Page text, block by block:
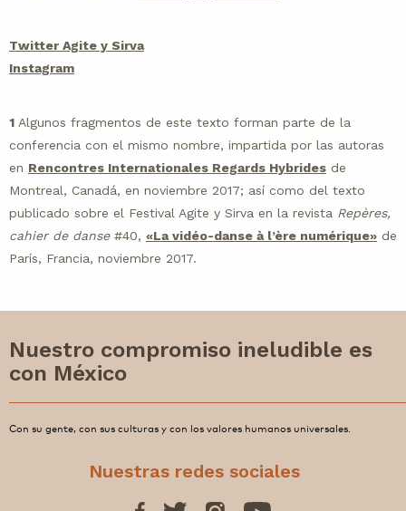
Twitter Agite y Sirva
Instagram
1 Algunos fragmentos de este texto forman parte de la
conferencia con el mismo nombre, impartida por las autoras
en Rencontres Internationales Regards Hybrides de
Montreal, Canadá, en noviembre 2017; así como del texto
publicado sobre el Festival Agite y Sirva en la revista Repères,
cahier de danse #40, «La vidéo-danse à l’ère numérique» de
París, Francia, noviembre 2017.
Nuestro compromiso ineludible es
con México
Con su gente, con sus culturas y con los valores humanos universales.
Nuestras redes sociales